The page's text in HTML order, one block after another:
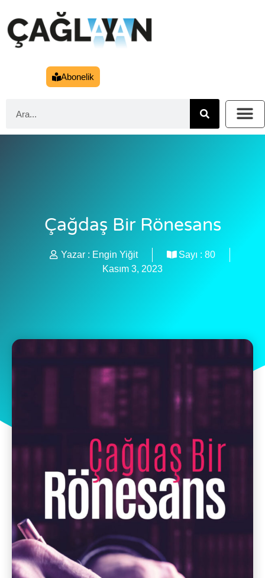
Abonelik
Çağdaş Bir Rönesans
Yazar : Engin Yiğit Sayı : 80
Kasım 3, 2023